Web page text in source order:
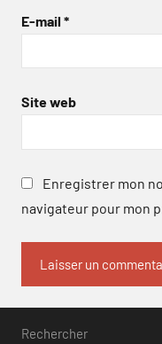
E-mail *
Site web
Enregistrer mon
navigateur pour mon
Rechercher